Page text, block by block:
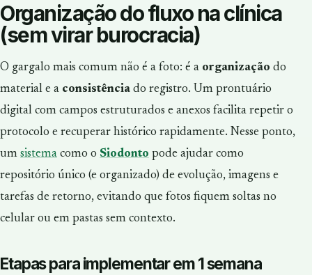
Organização do fluxo na clínica
(sem virar burocracia)
O gargalo mais comum não é a foto: é a organização do
material e a consistência do registro. Um prontuário
digital com campos estruturados e anexos facilita repetir o
protocolo e recuperar histórico rapidamente. Nesse ponto,
um sistema como o Siodonto pode ajudar como
repositório único (e organizado) de evolução, imagens e
tarefas de retorno, evitando que fotos fiquem soltas no
celular ou em pastas sem contexto.
Etapas para implementar em 1 semana